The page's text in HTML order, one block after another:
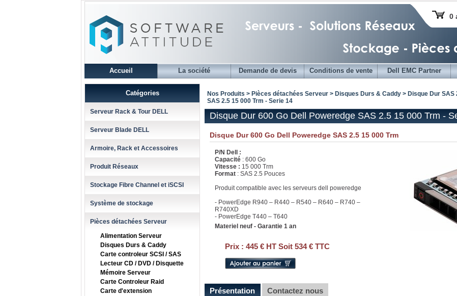
0
Accueil La société Demande de devis Conditions de vente Dell EMC Partner
Catégories
Serveur Rack & Tour DELL
Serveur Blade DELL
Armoire, Rack et Accessoires
Produit Réseaux
Stockage Fibre Channel et iSCSI
Système de stockage
Pièces détachées Serveur
Alimentation Serveur
Disques Durs & Caddy
Carte controleur SCSI / SAS
Lecteur CD / DVD / Disquette
Mémoire Serveur
Carte Controleur Raid
Carte d'extension
Nos Produits > Pièces détachées Serveur > Disques Durs & Caddy > Disque Dur SAS
SAS 2.5 15 000 Trm - Serie 14
Disque Dur 600 Go Dell Poweredge SAS 2.5 15 000 Trm -
Disque Dur 600 Go Dell Poweredge SAS 2.5 15 000 Trm
P/N Dell :
Capacité : 600 Go
Vitesse : 15 000 Trm
Format : SAS 2.5 Pouces
Produit compatible avec les serveurs dell poweredge
- PowerEdge R940 – R440 – R540 – R640 – R740 –
R740XD
- PowerEdge T440 – T640
Materiel neuf - Garantie 1 an
Prix : 445 € HT Soit 534 € TTC
Présentation Contactez nous